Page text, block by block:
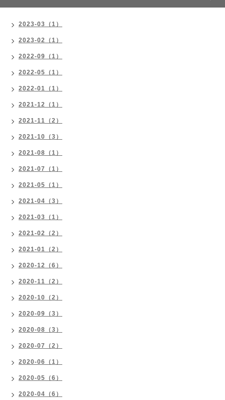
2023-03（1）
2023-02（1）
2022-09（1）
2022-05（1）
2022-01（1）
2021-12（1）
2021-11（2）
2021-10（3）
2021-08（1）
2021-07（1）
2021-05（1）
2021-04（3）
2021-03（1）
2021-02（2）
2021-01（2）
2020-12（6）
2020-11（2）
2020-10（2）
2020-09（3）
2020-08（3）
2020-07（2）
2020-06（1）
2020-05（6）
2020-04（6）